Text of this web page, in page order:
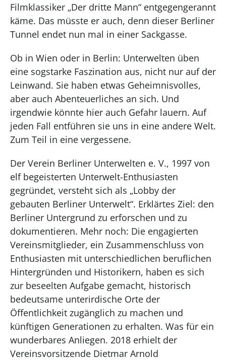
Filmklassiker „Der dritte Mann“ entgegengerannt
käme. Das müsste er auch, denn dieser Berliner
Tunnel endet nun mal in einer Sackgasse.
Ob in Wien oder in Berlin: Unterwelten üben
eine sogstarke Faszination aus, nicht nur auf der
Leinwand. Sie haben etwas Geheimnisvolles,
aber auch Abenteuerliches an sich. Und
irgendwie könnte hier auch Gefahr lauern. Auf
jeden Fall entführen sie uns in eine andere Welt.
Zum Teil in eine vergessene.
Der Verein Berliner Unterwelten e. V., 1997 von
elf begeisterten Unterwelt-Enthusiasten
gegründet, versteht sich als „Lobby der
gebauten Berliner Unterwelt“. Erklärtes Ziel: den
Berliner Untergrund zu erforschen und zu
dokumentieren. Mehr noch: Die engagierten
Vereinsmitglieder, ein Zusammenschluss von
Enthusiasten mit unterschiedlichen beruflichen
Hintergründen und Historikern, haben es sich
zur beseelten Aufgabe gemacht, historisch
bedeutsame unterirdische Orte der
Öffentlichkeit zugänglich zu machen und
künftigen Generationen zu erhalten. Was für ein
wunderbares Anliegen. 2018 erhielt der
Vereinsvorsitzende Dietmar Arnold